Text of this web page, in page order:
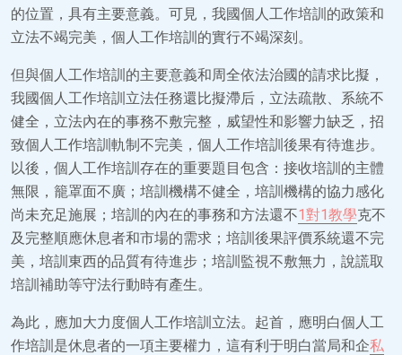
的位置，具有主要意義。可見，我國個人工作培訓的政策和
立法不竭完美，個人工作培訓的實行不竭深刻。
但與個人工作培訓的主要意義和周全依法治國的請求比擬，
我國個人工作培訓立法任務還比擬滯后，立法疏散、系統不
健全，立法內在的事務不敷完整，威望性和影響力缺乏，招
致個人工作培訓軌制不完美，個人工作培訓後果有待進步。
以後，個人工作培訓存在的重要題目包含：接收培訓的主體
無限，籠罩面不廣；培訓機構不健全，培訓機構的協力感化
尚未充足施展；培訓的內在的事務和方法還不1對1教學克不
及完整順應休息者和市場的需求；培訓後果評價系統還不完
美，培訓東西的品質有待進步；培訓監視不敷無力，說謊取
培訓補助等守法行動時有產生。
為此，應加大力度個人工作培訓立法。起首，應明白個人工
作培訓是休息者的一項主要權力，這有利于明白當局和企私